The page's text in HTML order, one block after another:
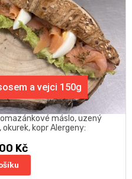
a vejci 150g
máslo, uzený
kopr Alergeny:
Kč